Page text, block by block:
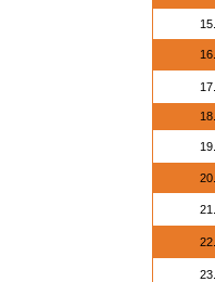
15.
16.
17.
18.
19.
20.
21.
22.
23.